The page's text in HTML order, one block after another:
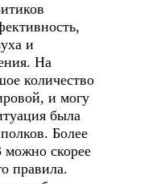
и
На
количество
и могу
была
Более
скорее
правила.